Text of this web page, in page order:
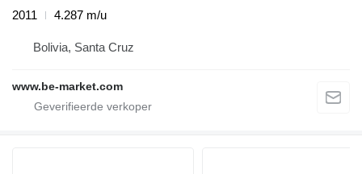
2011
4.287 m/u
Bolivia, Santa Cruz
www.be-market.com